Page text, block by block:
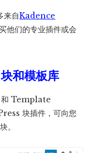
来自Kadence
他们的专业插件或会
和模板库
Template
块插件，可向您
。